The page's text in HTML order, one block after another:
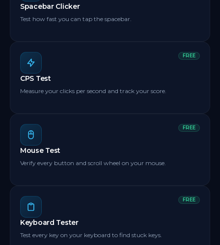
Spacebar Clicker
Test how fast you can tap the spacebar.
FREE
CPS Test
Measure your clicks per second and track your score.
FREE
Mouse Test
Verify every button and scroll wheel on your mouse.
FREE
Keyboard Tester
Test every key on your keyboard to find stuck keys.